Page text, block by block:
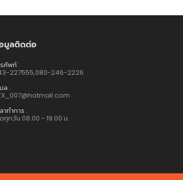
มูลติดต่อ
ศัพท์ :
227555,080-246-2226
ล :
าทำการ :
ทุกวัน 08.00 - 19.00 น.